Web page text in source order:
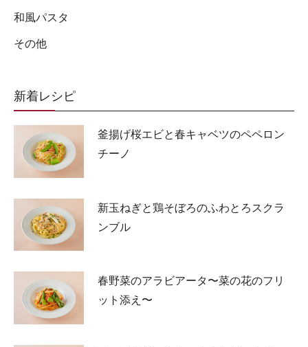
和風パスタ
その他
新着レシピ
釜揚げ桜エビと春キャベツのペペロン
チーノ
新玉ねぎと鶏そぼろのふわとろスクラ
ンブル
春野菜のアラビアータ〜菜の花のフリ
ット添え〜